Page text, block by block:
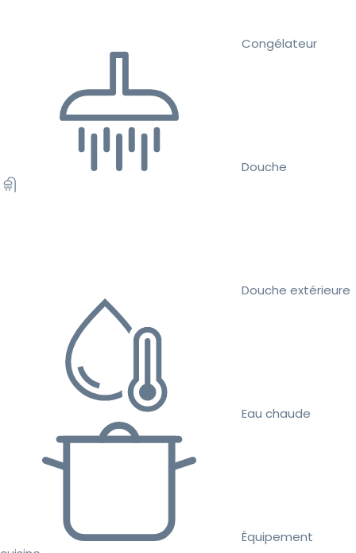
Congélateur
Douche
Douche extérieure
Eau chaude
Équipement